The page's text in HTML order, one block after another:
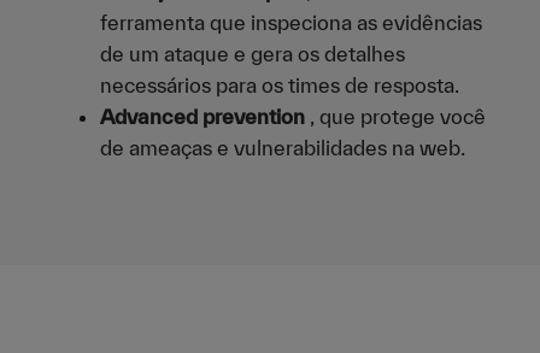
ferramenta que inspeciona as evidências
de um ataque e gera os detalhes
necessários para os times de resposta.
Advanced prevention , que protege você
de ameaças e vulnerabilidades na web.